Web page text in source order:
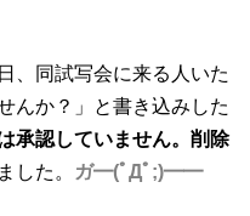
、同試写会に来る人いた
んか？」と書き込みした
承認していません。削除
した。
ガ━(ﾟДﾟ;)━━